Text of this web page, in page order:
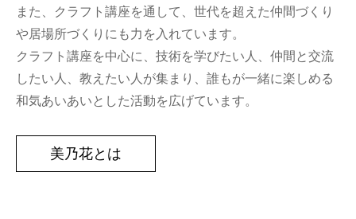
また、クラフト講座を通して、世代を超えた仲間づくり
や居場所づくりにも力を入れています。
クラフト講座を中心に、技術を学びたい人、仲間と交流
したい人、教えたい人が集まり、誰もが一緒に楽しめる
和気あいあいとした活動を広げています。
美乃花とは